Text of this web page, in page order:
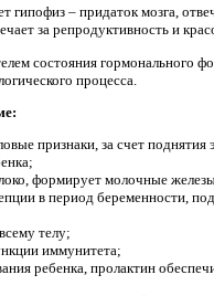
гипофиз – придаток мозга,
за репродуктивность и
состояния гормонального
процесса.
признаки, за счет поднятия
формирует молочные
в период беременности,
телу;
иммунитета;
ребенка, пролактин